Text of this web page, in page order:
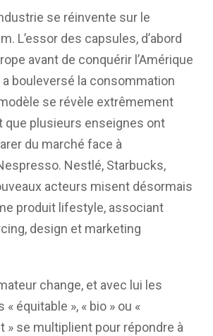
se réinvente sur le
L’essor des capsules, d’abord
avant de conquérir l’Amérique
a bouleversé la consommation
se révèle extrêmement
que plusieurs enseignes ont
du marché face à
Nestlé, Starbucks,
acteurs misent désormais
produit lifestyle, associant
design et marketing
change, et avec lui les
équitable », « bio » ou «
» se multiplient pour répondre à